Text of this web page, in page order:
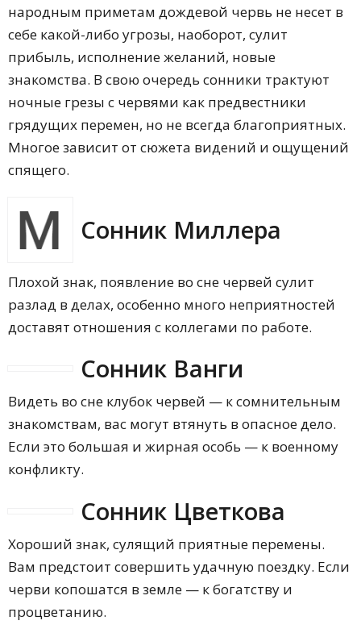
народным приметам дождевой червь не несет в
себе какой-либо угрозы, наоборот, сулит
прибыль, исполнение желаний, новые
знакомства. В свою очередь сонники трактуют
ночные грезы с червями как предвестники
грядущих перемен, но не всегда благоприятных.
Многое зависит от сюжета видений и ощущений
спящего.
Сонник Миллера
Плохой знак, появление во сне червей сулит
разлад в делах, особенно много неприятностей
доставят отношения с коллегами по работе.
Сонник Ванги
Видеть во сне клубок червей — к сомнительным
знакомствам, вас могут втянуть в опасное дело.
Если это большая и жирная особь — к военному
конфликту.
Сонник Цветкова
Хороший знак, сулящий приятные перемены.
Вам предстоит совершить удачную поездку. Если
черви копошатся в земле — к богатству и
процветанию.